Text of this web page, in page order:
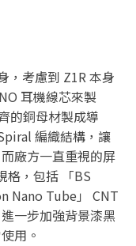
，考慮到 Z1R 本身
耳機線芯來製
的銅母材製成導
編織結構，讓
廠方一直重視的屏
格，包括 「BS
Nano Tube」 CNT
一步加強背景漆黑
用。